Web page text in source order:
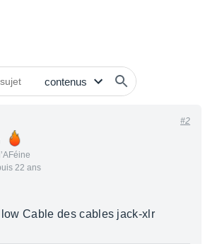
22 ans
#2
Cable des cables jack-xlr